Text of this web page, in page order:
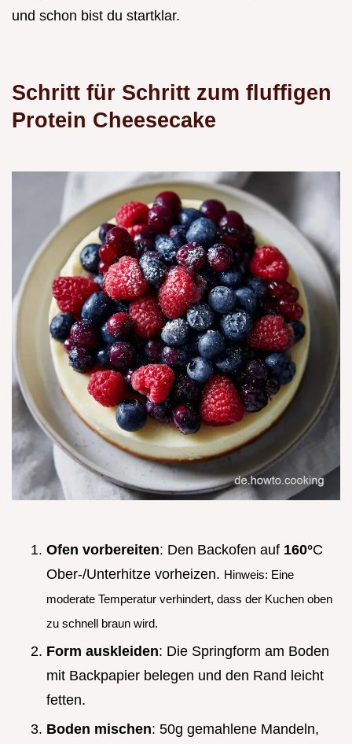
und schon bist du startklar.
Schritt für Schritt zum fluffigen
Protein Cheesecake
Ofen vorbereiten: Den Backofen auf 160°C
Ober-/Unterhitze vorheizen. Hinweis: Eine
moderate Temperatur verhindert, dass der Kuchen oben
zu schnell braun wird.
Form auskleiden: Die Springform am Boden
mit Backpapier belegen und den Rand leicht
fetten.
Boden mischen: 50g gemahlene Mandeln,